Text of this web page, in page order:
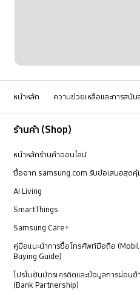
หน้าหลัก ความช่วยเหลือและการส
ร้านค้า (Shop)
หน้าหลักร้านค้าออนไลน์
ซื้อจาก samsung.com รับข้อเสนอสุดคุ้
AI Living
SmartThings
Samsung Care+
คู่มือแนะนำการซื้อโทรศัพท์มือถือ
Buying Guide)
โปรโมชันบัตรเครดิตและข้อมูลการผ่อนช
(Bank Partnership)